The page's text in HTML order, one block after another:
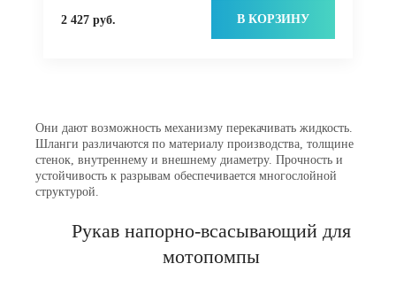
2 427 руб. В КОРЗИНУ
Они дают возможность механизму перекачивать жидкость.
Шланги различаются по материалу производства, толщине
стенок, внутреннему и внешнему диаметру. Прочность и
устойчивость к разрывам обеспечивается многослойной
структурой.
Рукав напорно-всасывающий для
мотопомпы